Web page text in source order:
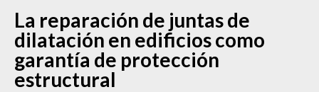
La reparación de juntas de
dilatación en edificios como
garantía de protección
estructural